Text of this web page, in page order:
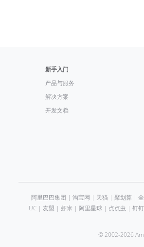
新手入门
产品与服务
解决方案
开发文档
阿里巴巴集团 | 淘宝网 | 天猫| 聚划算 |
UC| 友盟 | 虾米 | 阿里星球| 点点虫 | 钉钉
© 2002-2026